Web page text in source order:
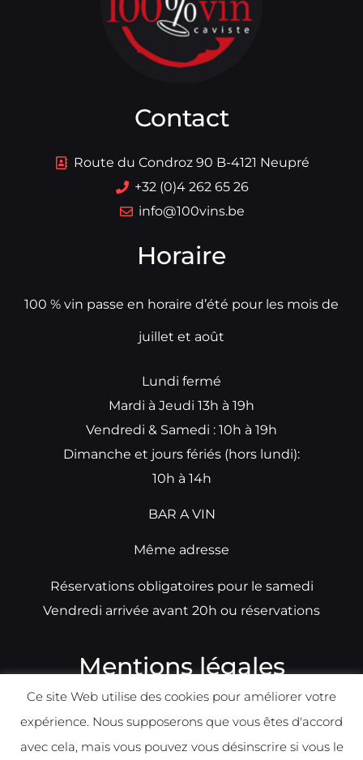
Contact
Route du Condroz 90 B-4121 Neupré
+32 (0)4 262 65 26
info@100vins.be
Horaire
100 % vin passe en horaire d’été pour les mois de
juillet et août
Lundi fermé
Mardi à Jeudi 13h à 19h
Vendredi & Samedi : 10h à 19h
Dimanche et jours fériés (hors lundi):
10h à 14h
BAR A VIN
Même adresse
Réservations obligatoires pour le samedi
Vendredi arrivée avant 20h ou réservations
Mentions légales
Ce site Web utilise des cookies pour améliorer votre
expérience. Nous supposerons que vous êtes d'accord
avec cela, mais vous pouvez vous désinscrire si vous le